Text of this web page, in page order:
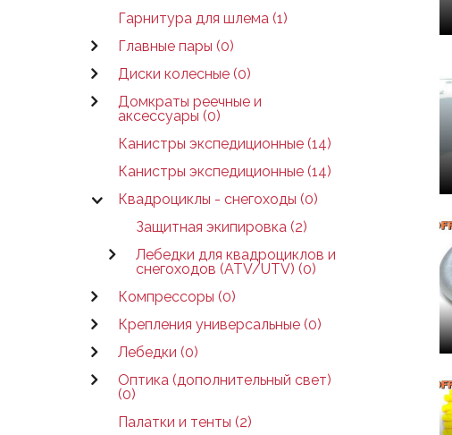
Гарнитура для шлема (1)
Главные пары (0)
Диски колесные (0)
Домкраты реечные и
аксессуары (0)
Канистры экспедиционные (14)
Канистры экспедиционные (14)
Квадроциклы - снегоходы (0)
Защитная экипировка (2)
Лебедки для квадроциклов и
снегоходов (ATV/UTV) (0)
Компрессоры (0)
Крепления универсальные (0)
Лебедки (0)
Оптика (дополнительный свет)
(0)
Палатки и тенты (2)